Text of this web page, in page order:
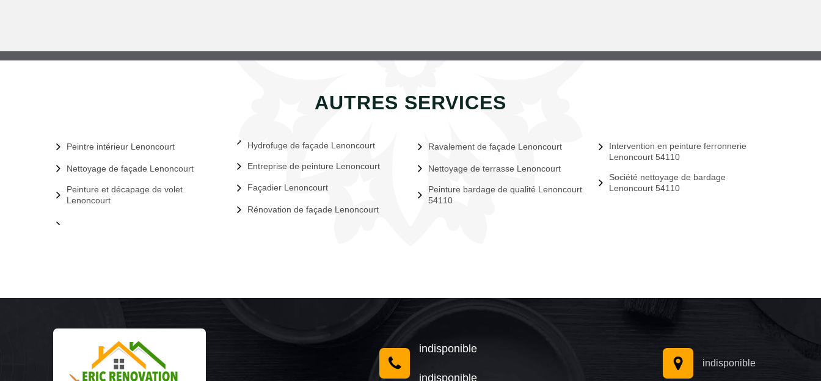
AUTRES SERVICES
Peintre intérieur Lenoncourt
Nettoyage de façade Lenoncourt
Peinture et décapage de volet
Lenoncourt
Hydrofuge de façade Lenoncourt
Entreprise de peinture Lenoncourt
Façadier Lenoncourt
Rénovation de façade Lenoncourt
Ravalement de façade Lenoncourt
Nettoyage de terrasse Lenoncourt
Peinture bardage de qualité Lenoncourt
54110
Intervention en peinture ferronnerie
Lenoncourt 54110
Société nettoyage de bardage
Lenoncourt 54110
indisponible
indisponible
indisponible